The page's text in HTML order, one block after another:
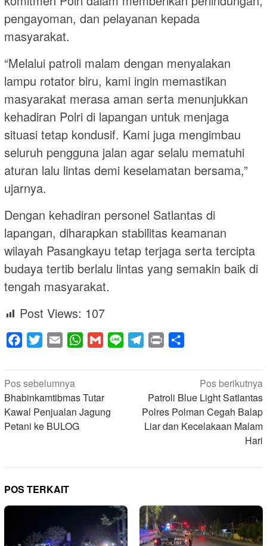
pengayoman, dan pelayanan kepada
masyarakat.
“Melalui patroli malam dengan menyalakan
lampu rotator biru, kami ingin memastikan
masyarakat merasa aman serta menunjukkan
kehadiran Polri di lapangan untuk menjaga
situasi tetap kondusif. Kami juga mengimbau
seluruh pengguna jalan agar selalu mematuhi
aturan lalu lintas demi keselamatan bersama,”
ujarnya.
Dengan kehadiran personel Satlantas di
lapangan, diharapkan stabilitas keamanan
wilayah Pasangkayu tetap terjaga serta tercipta
budaya tertib berlalu lintas yang semakin baik di
tengah masyarakat.
Post Views: 107
Facebook
Twitter Email WhatsApp
Gmail Line Telegram
Print
Navigasi
pos
Pos sebelumnya
Bhabinkamtibmas Tutar
Kawal Penjualan Jagung
Petani ke BULOG
Pos berikutnya
Patroli Blue Light Satlantas
Polres Polman Cegah Balap
Liar dan Kecelakaan Malam
Hari
POS TERKAIT